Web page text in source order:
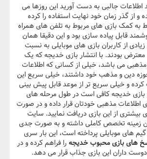
اطلاعات جالبی به دست آورید این روزها می
و از گذر زمان خود نهایت استفاده را کرده
به کمک بازی های مربوط به تلفن های همراه
قابل پیاده سازی بود و این دقیقا همان
از کاربران بازی های موبایلی به نسبت
بودند. با انتشار بازی خدیجه که یک
می باشد، خیلی از کسانی که اطلاعات
دین و مذهب خود داشتند، خیلی سریع این
کرده و خیلی سریع تر از موعد قابل پیش بینی
بازی خدیجه کافی است در طول مرحله های
اطلاعات مذهبی خودتان قرار داده و در صورت
بیشتری از این بازی دریافت نمایید. سایت
زمینه تخصص کاملی داشته و به صورت جدی
های موبایلی پرداخته است، این بار سری
های بازی محبوب خدیجهرا فراهم کرده و در
دوست داران این بازی جذاب قرار می دهد.